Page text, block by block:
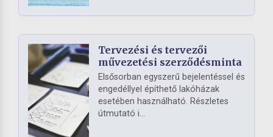
Tervezési és tervezői
művezetési szerződésminta
Elsősorban egyszerű bejelentéssel és
engedéllyel építhető lakóházak
esetében használható. Részletes
útmutató i...